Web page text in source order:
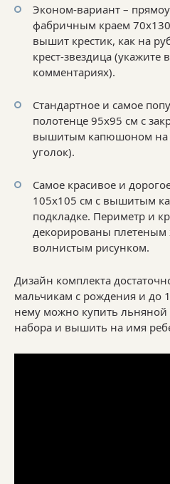
Эконом-вариант –
фабричным краем
вышит крестик, как на
крест-звездица (укажите
комментариях).
Стандартное и самое
полотенце 95х95 см с
вышитым капюшоном на
уголок).
Самое красивое и
105х105 см с вышитым
подкладке. Периметр и
декорированы
волнистым рисунком.
Дизайн комплекта
мальчикам с рождения и до
нему можно купить
набора и вышить на имя